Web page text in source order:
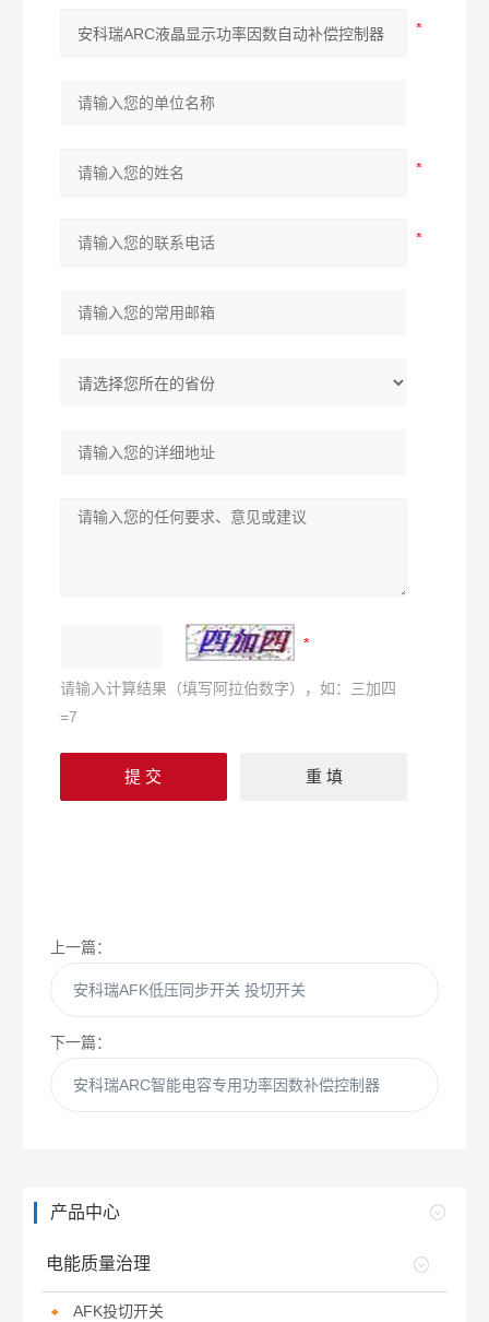
请输入计算结果（填写阿拉伯数字），如：三加四
=7
上一篇：
安科瑞AFK低压同步开关 投切开关
下一篇：
安科瑞ARC智能电容专用功率因数补偿控制器
产品中心
电能质量治理
AFK投切开关